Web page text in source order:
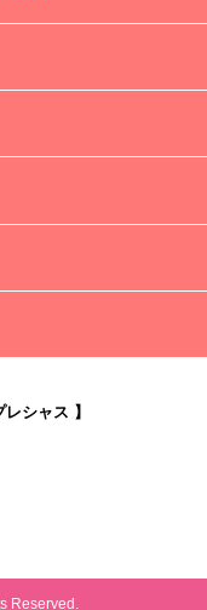
シャス 】
Reserved.